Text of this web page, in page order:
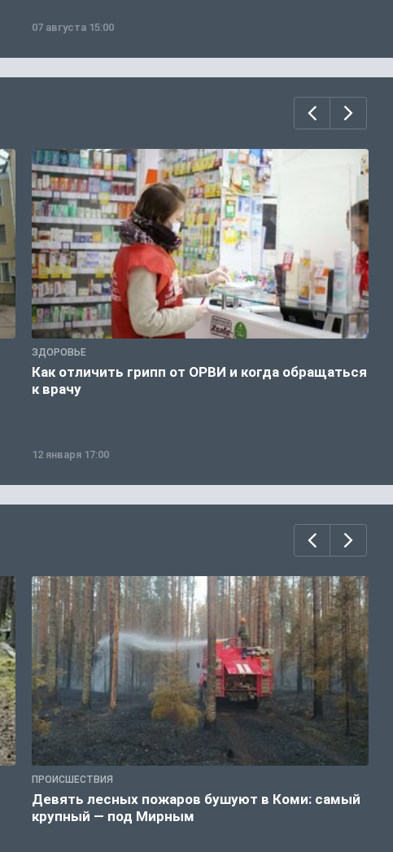
07 августа 15:00
ЗДОРОВЬЕ
Как отличить грипп от ОРВИ и когда обращаться
к врачу
12 января 17:00
ПРОИСШЕСТВИЯ
Девять лесных пожаров бушуют в Коми: самый
крупный — под Мирным